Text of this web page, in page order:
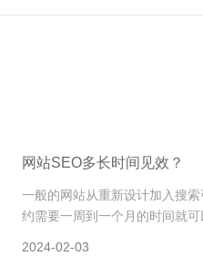
网站SEO多长时间见效？
一般的网站从重新设计加入搜
约需要一周到一个月的时间就
2024-02-03